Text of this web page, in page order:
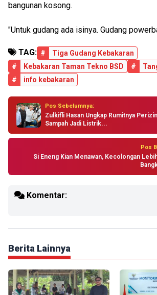
bangunan kosong.
"Untuk gudang ada isinya. Gudang
TAG: #
Tiga Gudang Kebakaran
#
Kebakaran Taman Tekno BSD #
#
info kebakaran
Pos Sebelumnya:
Zulkifli Hasan Ungkap Rumitnya
Sampah Jadi Listrik...
Pos
Si Eneng Kian Menawan, Kecolongan
Komentar:
Berita Lainnya